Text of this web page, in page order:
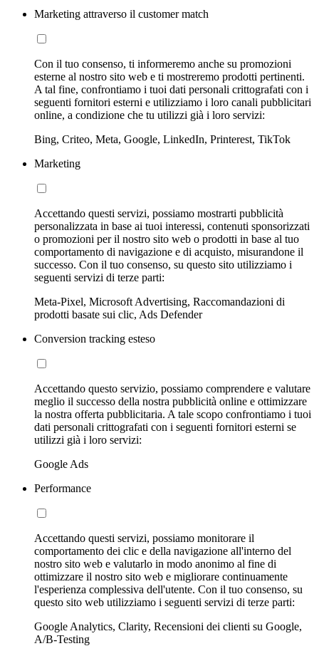
Marketing attraverso il customer match
Con il tuo consenso, ti informeremo anche su promozioni
esterne al nostro sito web e ti mostreremo prodotti pertinenti.
A tal fine, confrontiamo i tuoi dati personali crittografati con i
seguenti fornitori esterni e utilizziamo i loro canali pubblicitari
online, a condizione che tu utilizzi già i loro servizi:
Bing, Criteo, Meta, Google, LinkedIn, Printerest, TikTok
Marketing
Accettando questi servizi, possiamo mostrarti pubblicità
personalizzata in base ai tuoi interessi, contenuti sponsorizzati
o promozioni per il nostro sito web o prodotti in base al tuo
comportamento di navigazione e di acquisto, misurandone il
successo. Con il tuo consenso, su questo sito utilizziamo i
seguenti servizi di terze parti:
Meta-Pixel, Microsoft Advertising, Raccomandazioni di
prodotti basate sui clic, Ads Defender
Conversion tracking esteso
Accettando questo servizio, possiamo comprendere e valutare
meglio il successo della nostra pubblicità online e ottimizzare
la nostra offerta pubblicitaria. A tale scopo confrontiamo i tuoi
dati personali crittografati con i seguenti fornitori esterni se
utilizzi già i loro servizi:
Google Ads
Performance
Accettando questi servizi, possiamo monitorare il
comportamento dei clic e della navigazione all'interno del
nostro sito web e valutarlo in modo anonimo al fine di
ottimizzare il nostro sito web e migliorare continuamente
l'esperienza complessiva dell'utente. Con il tuo consenso, su
questo sito web utilizziamo i seguenti servizi di terze parti:
Google Analytics, Clarity, Recensioni dei clienti su Google,
A/B-Testing